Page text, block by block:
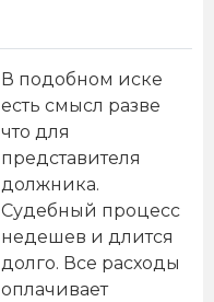
В подобном иске
есть смысл разве
что для
представителя
должника.
Судебный процесс
недешев и длится
долго. Все расходы
оплачивает